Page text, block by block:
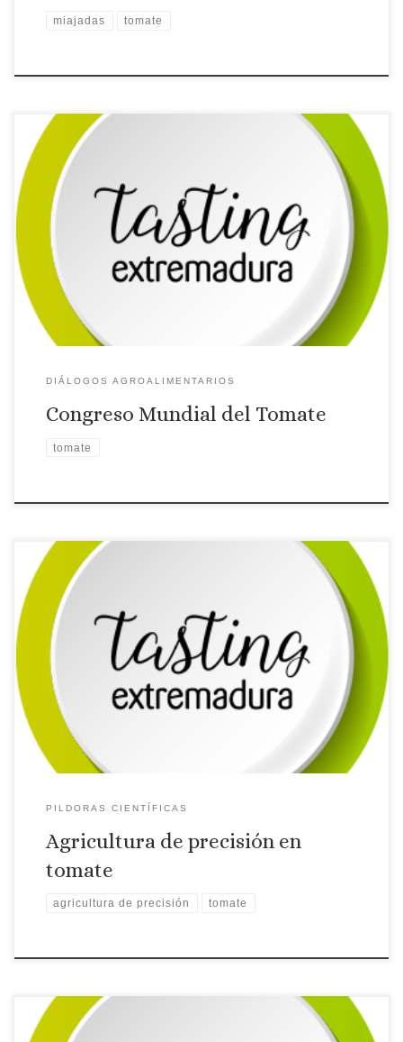
miajadas tomate
Montaña Cámara presenta las novedades del Congreso
Mundial del Tomate. Más info
DIÁLOGOS AGROALIMENTARIOS
Congreso Mundial del Tomate
tomate
Antón Códoba, Gerente de Lola Fruits nos habla de la
agricultura de precisión en tomate.
PILDORAS CIENTÍFICAS
Agricultura de precisión en
tomate
agricultura de precisión tomate